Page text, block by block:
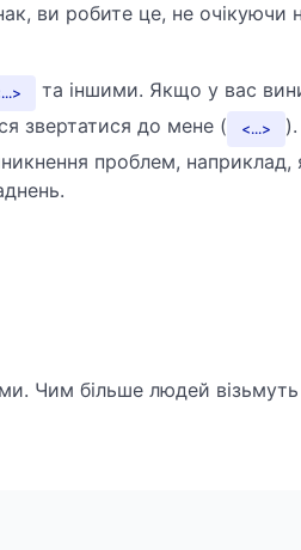
ви робите це, не очікуючи
...
та іншими. Якщо у вас
звертатися до мене ( ...
проблем,
Чим більше людей